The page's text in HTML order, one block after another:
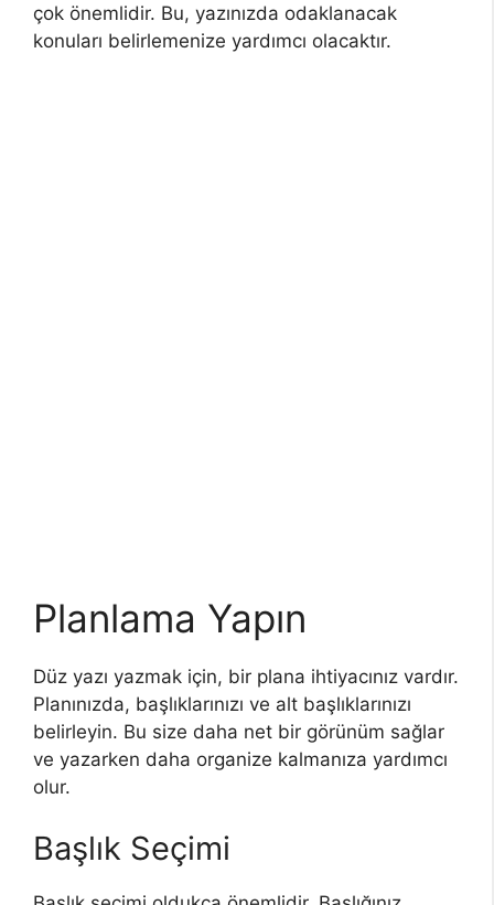
çok önemlidir. Bu, yazınızda odaklanacak
konuları belirlemenize yardımcı olacaktır.
Planlama Yapın
Düz yazı yazmak için, bir plana ihtiyacınız vardır.
Planınızda, başlıklarınızı ve alt başlıklarınızı
belirleyin. Bu size daha net bir görünüm sağlar
ve yazarken daha organize kalmanıza yardımcı
olur.
Başlık Seçimi